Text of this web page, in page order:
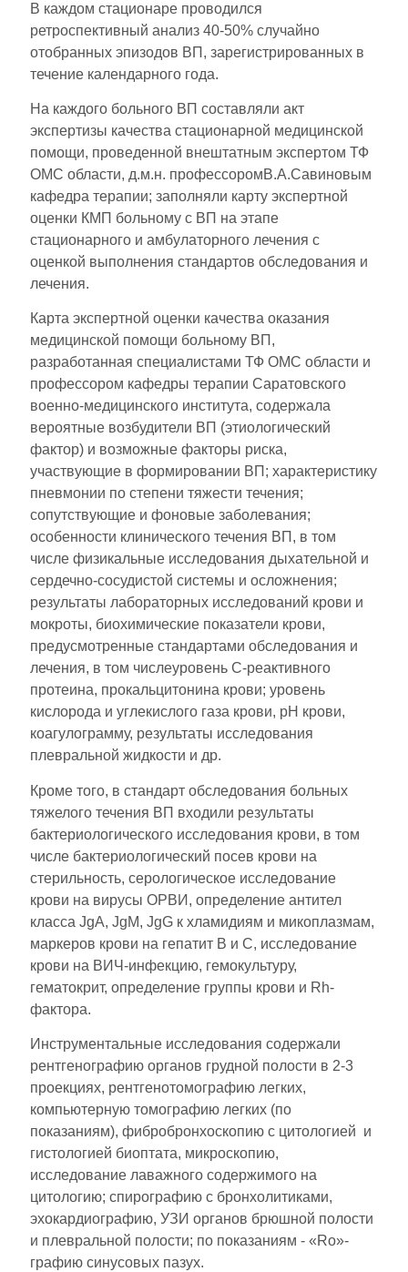
В каждом стационаре проводился
ретроспективный анализ 40-50% случайно
отобранных эпизодов ВП, зарегистрированных в
течение календарного года.
На каждого больного ВП составляли акт
экспертизы качества стационарной медицинской
помощи, проведенной внештатным экспертом ТФ
ОМС области, д.м.н. профессоромВ.А.Савиновым
кафедра терапии; заполняли карту экспертной
оценки КМП больному с ВП на этапе
стационарного и амбулаторного лечения с
оценкой выполнения стандартов обследования и
лечения.
Карта экспертной оценки качества оказания
медицинской помощи больному ВП,
разработанная специалистами ТФ ОМС области и
профессором кафедры терапии Саратовского
военно-медицинского института, содержала
вероятные возбудители ВП (этиологический
фактор) и возможные факторы риска,
участвующие в формировании ВП; характеристику
пневмонии по степени тяжести течения;
сопутствующие и фоновые заболевания;
особенности клинического течения ВП, в том
числе физикальные исследования дыхательной и
сердечно-сосудистой системы и осложнения;
результаты лабораторных исследований крови и
мокроты, биохимические показатели крови,
предусмотренные стандартами обследования и
лечения, в том числеуровень С-реактивного
протеина, прокальцитонина крови; уровень
кислорода и углекислого газа крови, pH крови,
коагулограмму, результаты исследования
плевральной жидкости и др.
Кроме того, в стандарт обследования больных
тяжелого течения ВП входили результаты
бактериологического исследования крови, в том
числе бактериологический посев крови на
стерильность, серологическое исследование
крови на вирусы ОРВИ, определение антител
класса JgA, JgM, JgG к хламидиям и микоплазмам,
маркеров крови на гепатит В и С, исследование
крови на ВИЧ-инфекцию, гемокультуру,
гематокрит, определение группы крови и Rh-
фактора.
Инструментальные исследования содержали
рентгенографию органов грудной полости в 2-3
проекциях, рентгенотомографию легких,
компьютерную томографию легких (по
показаниям), фибробронхоскопию с цитологией и
гистологией биоптата, микроскопию,
исследование лаважного содержимого на
цитологию; спирографию с бронхолитиками,
эхокардиографию, УЗИ органов брюшной полости
и плевральной полости; по показаниям - «Ro»-
графию синусовых пазух.